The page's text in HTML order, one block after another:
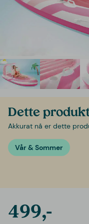
Dette
Akkurat nå er dette
Vår & Sommer
499,-